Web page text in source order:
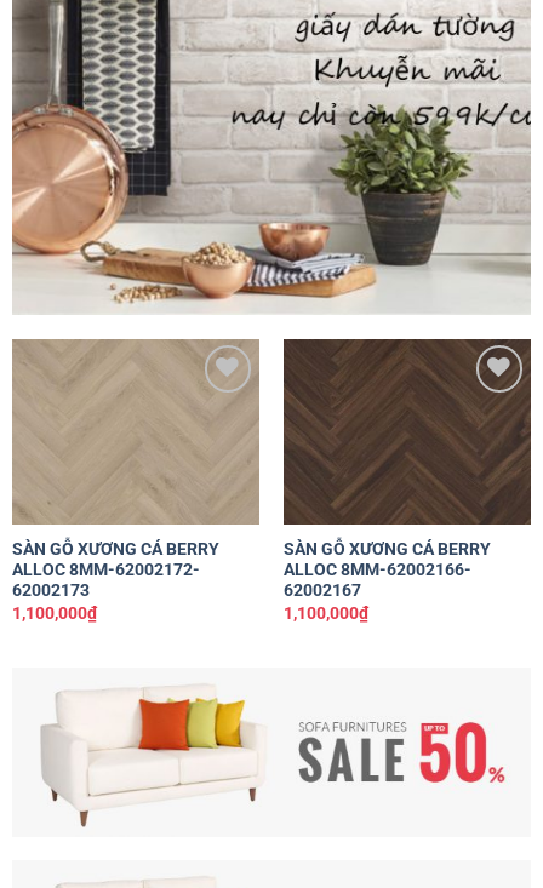
SÀN GỖ XƯƠNG CÁ BERRY
ALLOC 8MM-62002172-
62002173
1,100,000₫
Yêu
thích
SÀN GỖ XƯƠNG CÁ BERRY
ALLOC 8MM-62002166-
62002167
1,100,000₫